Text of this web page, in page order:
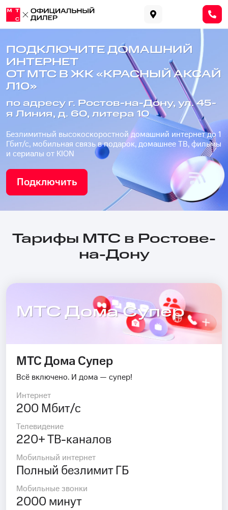
ПОДКЛЮЧИТЕ ДОМАШНИЙ
ИНТЕРНЕТ
ОТ МТС В ЖК «КРАСНЫЙ АКСАЙ
Л10»
по адресу г. Ростов-на-Дону, ул. 45-
я Линия, д. 60, литера 10
Безлимитный высокоскоростной домашний интернет до 1
Гбит/с, мобильная связь в подарок, домашнее ТВ, фильмы
и сериалы от KION
Подключить
Тарифы МТС в Ростове-
на-Дону
МТС Дома Супер
МТС Дома Супер
Всё включено. И дома — супер!
Интернет
200 Мбит/с
Телевидение
220+ ТВ-каналов
Мобильный интернет
Полный безлимит ГБ
Мобильные звонки
2000 минут